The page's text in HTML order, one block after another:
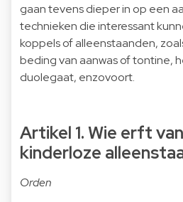
gaan tevens dieper in op een
technieken die interessant
koppels of alleenstaanden,
beding van aanwas of tontine,
duolegaat, enzovoort.
Artikel 1. Wie erft
kinderloze
Orden